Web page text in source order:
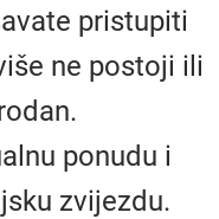
pristupiti
ne postoji ili
ponudu i
zvijezdu.